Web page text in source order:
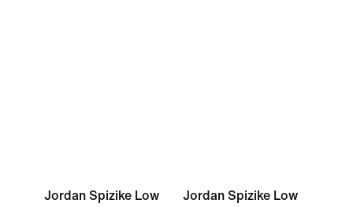
Jordan Spizike Low
Jordan Spizike Low